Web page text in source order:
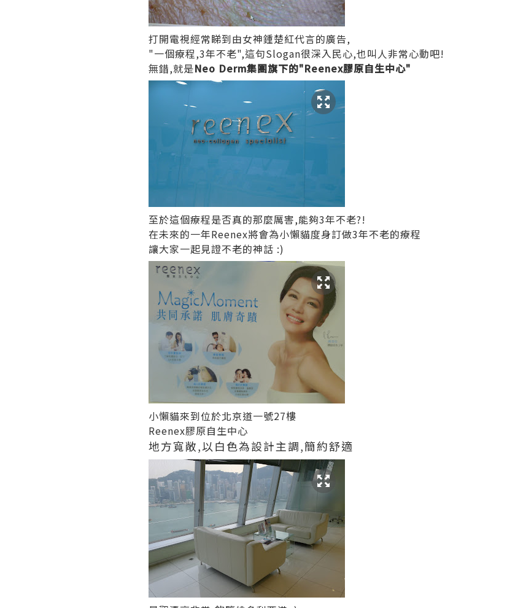
打開電視經常睇到由女神鍾楚紅代言的廣告,
"一個療程,3年不老",這句Slogan很深入民心,也叫人非常心動吧!
無錯,就是Neo Derm集團旗下的"Reenex膠原自生中心"
至於這個療程是否真的那麼厲害,能夠3年不老?!
在未來的一年Reenex將會為小懶貓度身訂做3年不老的療程
讓大家一起見證不老的神話 :)
小懶貓來到位於北京道一號27樓
Reenex膠原自生中心
地方寬敞,以白色為設計主調,簡約舒適